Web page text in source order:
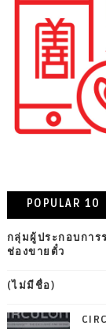
POPULAR 10
กลุ่มผู้ประกอบการ
ช่องขายตั๋ว
(ไม่มีชื่อ)